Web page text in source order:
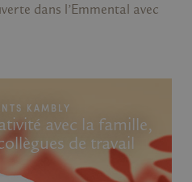
dans l’Emmental avec
KAMBLY
avec la famille,
de travail